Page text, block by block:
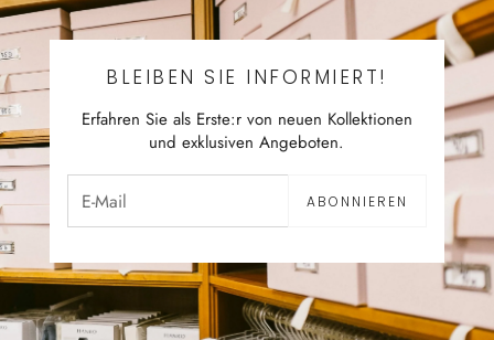
BLEIBEN SIE INFORMIERT!
Erfahren Sie als Erste:r von neuen Kollektionen
und exklusiven Angeboten.
ABONNIEREN